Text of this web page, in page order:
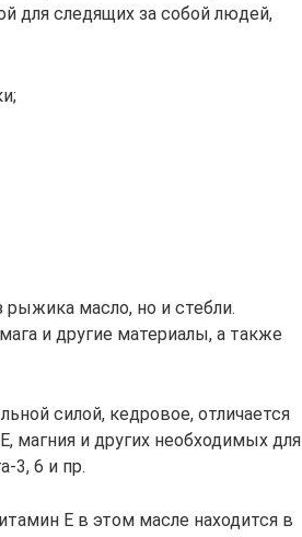
для следящих за собой людей,
масло, но и стебли.
и другие материалы, а также
силой, кедровое, отличается
и других необходимых для
3, 6 и пр.
Е в этом масле находится в